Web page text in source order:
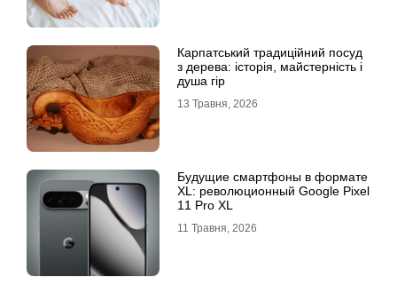
Карпатський традиційний посуд
з дерева: історія, майстерність і
душа гір
13 Травня, 2026
Будущие смартфоны в формате
XL: революционный Google Pixel
11 Pro XL
11 Травня, 2026